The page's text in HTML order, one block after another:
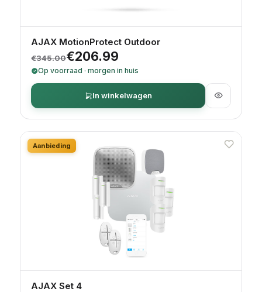
AJAX MotionProtect Outdoor
€345.00
Oorspronkelijke prijs was: €345.00.
€206.99
Huidige prijs is: €206.99.
Op voorraad · morgen in huis
In winkelwagen
Aanbieding
AJAX Set 4